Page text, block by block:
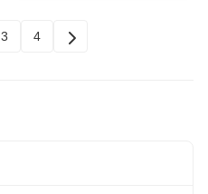
3 4